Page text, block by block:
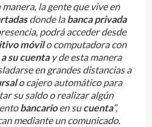
manera, la gente que vive en
donde labanca privada
podrá acceder desde
móvilo computadora con
su cuentay de esta manera
en grandes distancias a
o cajero automático para
su saldo o realizar algún
bancarioen sucuenta”,
mediante un comunicado.